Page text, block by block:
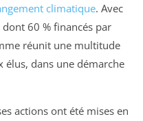
climatique. Avec
dont 60 % financés par
réunit une multitude
élus, dans une démarche
actions ont été mises en